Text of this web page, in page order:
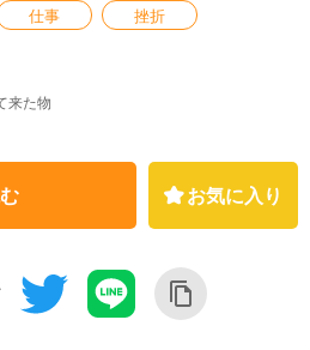
仕事 挫折
来た物
お気に入り